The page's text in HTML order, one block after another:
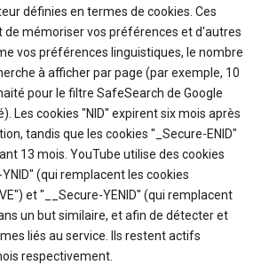
définies en termes de cookies. Ces
mémoriser vos préférences et d'autres
vos préférences linguistiques, le nombre
à afficher par page (par exemple, 10
pour le filtre SafeSearch de Google
Les cookies "NID" expirent six mois après
tandis que les cookies "_Secure-ENID"
13 mois. YouTube utilise des cookies
(qui remplacent les cookies
et "__Secure-YENID" (qui remplacent
un but similaire, et afin de détecter et
liés au service. Ils restent actifs
respectivement.